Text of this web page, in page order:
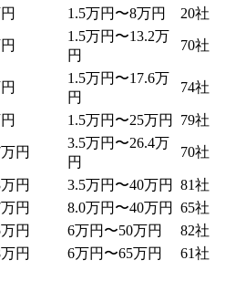
1.5万円〜8万円 20社
1.5万円〜13.2万
円
70社
1.5万円〜17.6万
円
74社
1.5万円〜25万円 79社
円
3.5万円〜26.4万
円
70社
円 3.5万円〜40万円
81社
円 8.0万円〜40万円
65社
円 6万円〜50万円
82社
円 6万円〜65万円 61社